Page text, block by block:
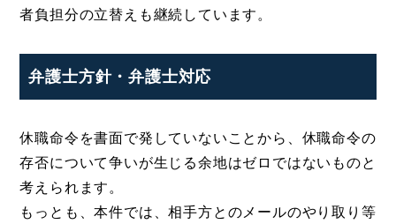
者負担分の立替えも継続しています。
弁護士方針・弁護士対応
休職命令を書面で発していないことから、休職命令の
存否について争いが生じる余地はゼロではないものと
考えられます。
もっとも、本件では、相手方とのメールのやり取り等